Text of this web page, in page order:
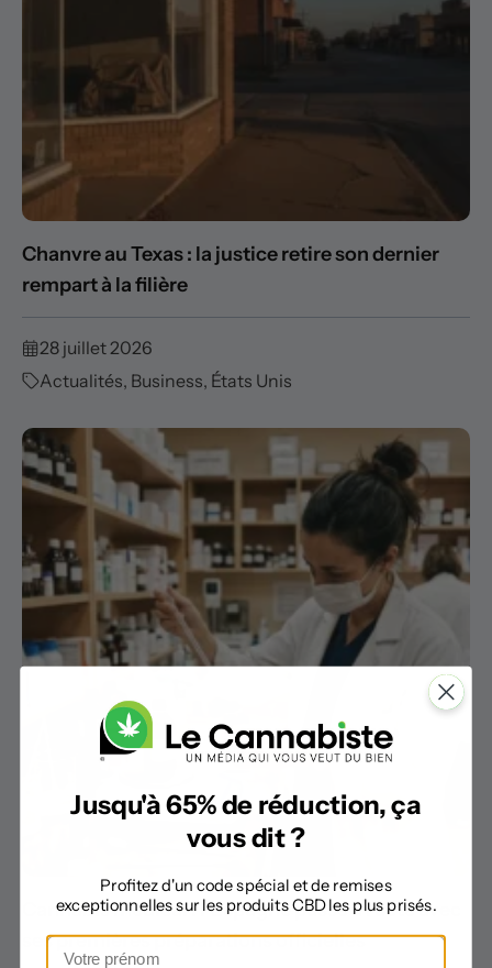
Chanvre au Texas : la justice retire son dernier
rempart à la filière
28 juillet 2026
Actualités, Business, États Unis
Cannabis médical : l’Espagne passe à l’acte avec
ses premières préparations officielles
Jusqu'à 65% de réduction, ça
vous dit ?
Profitez d'un code spécial et de remises
exceptionnelles sur les produits CBD les plus prisés.